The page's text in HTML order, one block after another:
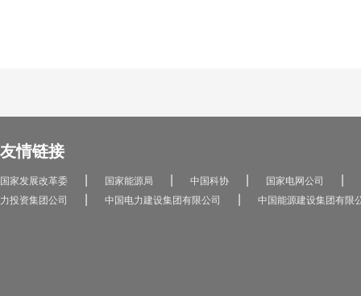
友情链接
国家发展改革委 国家能源局 中国科协 国家电网公司
力投资集团公司 中国电力建设集团有限公司 中国能源建设集团有限